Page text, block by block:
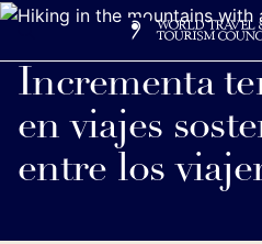
Incrementa
en viajes
entre los
Ver nota de prensa completa